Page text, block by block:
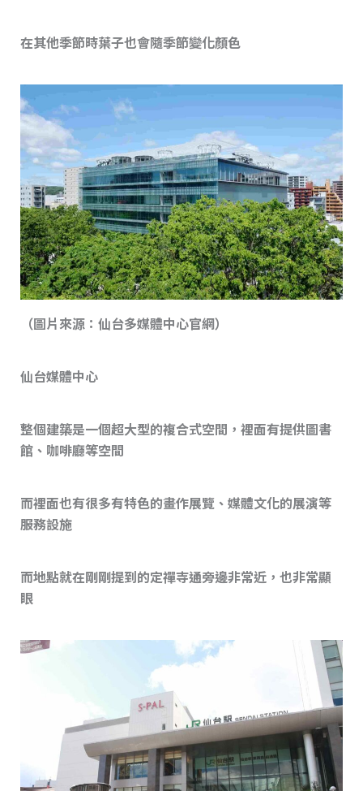
在其他季節時葉子也會隨季節變化顏色
（圖片來源：仙台多媒體中心官網）
仙台媒體中心
整個建築是一個超大型的複合式空間，裡面有提供圖書
館、咖啡廳等空間
而裡面也有很多有特色的畫作展覽、媒體文化的展演等
服務設施
而地點就在剛剛提到的定禪寺通旁邊非常近，也非常顯
眼